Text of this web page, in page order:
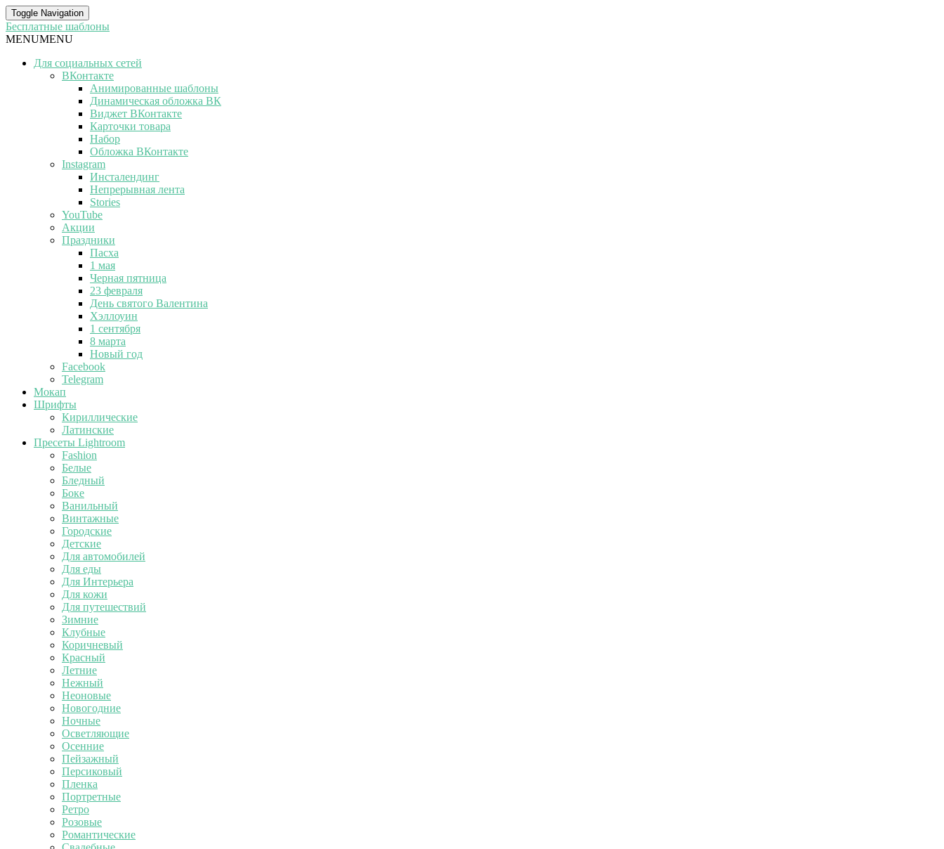
Toggle Navigation
Бесплатные шаблоны
MENUMENU
Для социальных сетей
ВКонтакте
Анимированные шаблоны
Динамическая обложка ВК
Виджет ВКонтакте
Карточки товара
Набор
Обложка ВКонтакте
Instagram
Инсталендинг
Непрерывная лента
Stories
YouTube
Акции
Праздники
Пасха
1 мая
Черная пятница
23 февраля
День святого Валентина
Хэллоуин
1 сентября
8 марта
Новый год
Facebook
Telegram
Мокап
Шрифты
Кириллические
Латинские
Пресеты Lightroom
Fashion
Белые
Бледный
Боке
Ванильный
Винтажные
Городские
Детские
Для автомобилей
Для еды
Для Интерьера
Для кожи
Для путешествий
Зимние
Клубные
Коричневый
Красный
Летние
Нежный
Неоновые
Новогодние
Ночные
Осветляющие
Осенние
Пейзажный
Персиковый
Пленка
Портретные
Ретро
Розовые
Романтические